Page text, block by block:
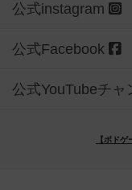
公式instagram
公式Facebook
公式YouTubeチャ
【ボド